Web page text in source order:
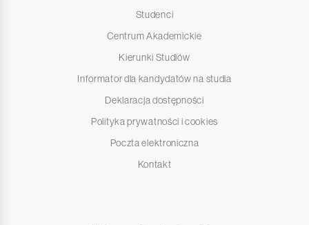
Studenci
Centrum Akademickie
Kierunki Studiów
Informator dla kandydatów na studia
Deklaracja dostępności
Polityka prywatności i cookies
Poczta elektroniczna
Kontakt